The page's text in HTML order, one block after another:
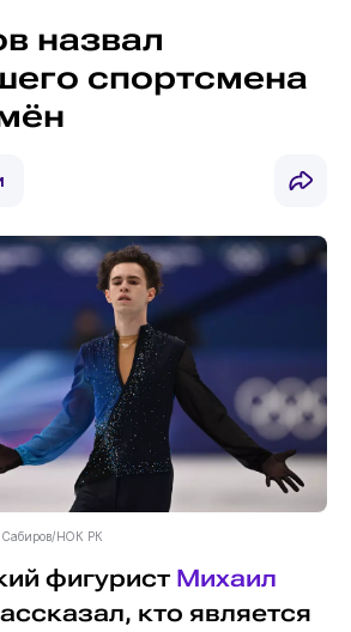
назвал
спортсмена
НОК РК
фигурист Михаил
кто является